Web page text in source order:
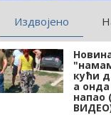
Издвојено
кући
а